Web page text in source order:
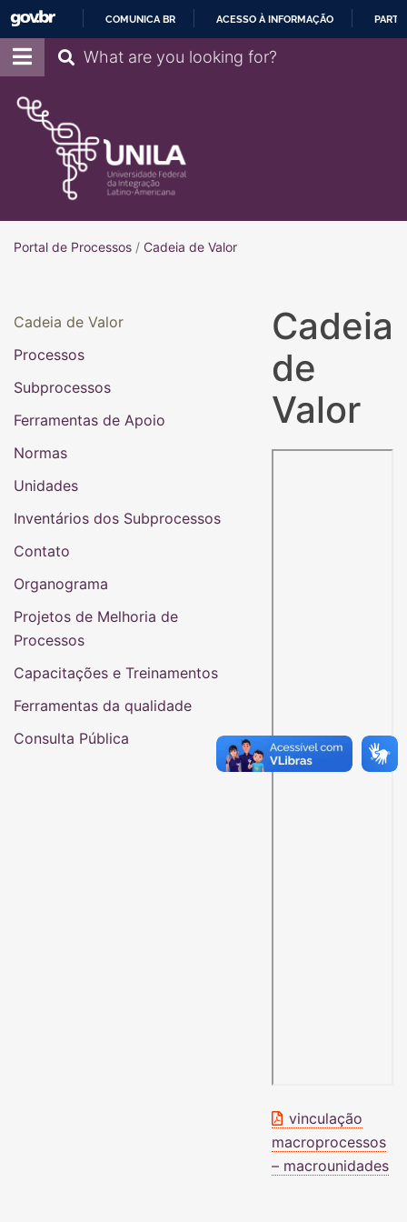
COMUNICA BR ACESSO À INFORMAÇÃO
Pesquisar
Portal de ProcessosPortal de Processos
/ Cadeia de Valor
Cadeia
de
Valor
vinculação
macroprocessos
– macrounidades
Cadeia de Valor
Processos
Subprocessos
Ferramentas de Apoio
Normas
Unidades
Inventários dos Subprocessos
Contato
Organograma
Projetos de Melhoria de
Processos
Capacitações e Treinamentos
Ferramentas da qualidade
Consulta Pública